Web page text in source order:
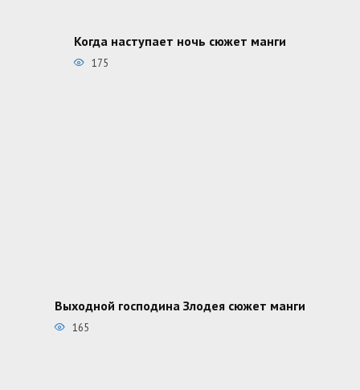
Когда наступает ночь сюжет манги
175
Выходной господина Злодея сюжет манги
165